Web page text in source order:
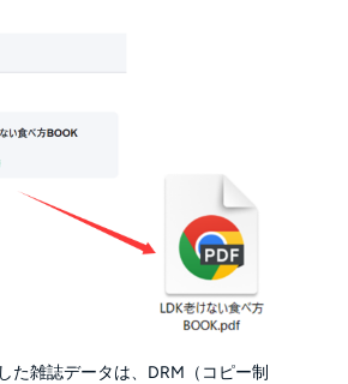
た雑誌データは、DRM（コピー制